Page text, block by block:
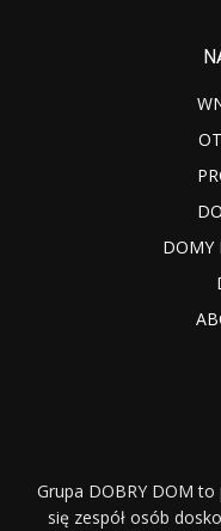
DOMY
Grupa DOBRY DOM
się zespół osób